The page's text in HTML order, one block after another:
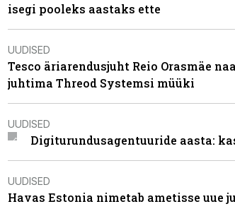
isegi pooleks aastaks ette
UUDISED
Tesco äriarendusjuht Reio Orasmäe
juhtima Threod Systemsi müüki
UUDISED
Digiturundusagentuuride aasta:
UUDISED
Havas Estonia nimetab ametisse uue